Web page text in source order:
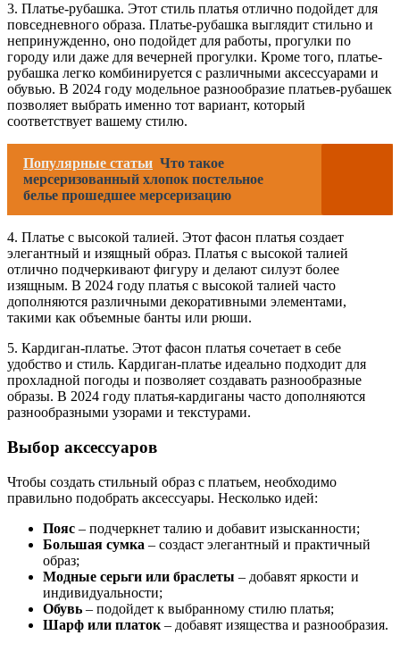
3. Платье-рубашка. Этот стиль платья отлично подойдет для
повседневного образа. Платье-рубашка выглядит стильно и
непринужденно, оно подойдет для работы, прогулки по
городу или даже для вечерней прогулки. Кроме того, платье-
рубашка легко комбинируется с различными аксессуарами и
обувью. В 2024 году модельное разнообразие платьев-рубашек
позволяет выбрать именно тот вариант, который
соответствует вашему стилю.
Популярные статьи Что такое
мерсеризованный хлопок постельное
белье прошедшее мерсеризацию
4. Платье с высокой талией. Этот фасон платья создает
элегантный и изящный образ. Платья с высокой талией
отлично подчеркивают фигуру и делают силуэт более
изящным. В 2024 году платья с высокой талией часто
дополняются различными декоративными элементами,
такими как объемные банты или рюши.
5. Кардиган-платье. Этот фасон платья сочетает в себе
удобство и стиль. Кардиган-платье идеально подходит для
прохладной погоды и позволяет создавать разнообразные
образы. В 2024 году платья-кардиганы часто дополняются
разнообразными узорами и текстурами.
Выбор аксессуаров
Чтобы создать стильный образ с платьем, необходимо
правильно подобрать аксессуары. Несколько идей:
Пояс – подчеркнет талию и добавит изысканности;
Большая сумка – создаст элегантный и практичный
образ;
Модные серьги или браслеты – добавят яркости и
индивидуальности;
Обувь – подойдет к выбранному стилю платья;
Шарф или платок – добавят изящества и разнообразия.